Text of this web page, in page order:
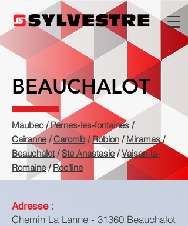
BEAUCHALOT
Maubec /Pernes-les-fontaines /
Cairanne/Caromb /Robion / Miramas/
Beauchalot​ /Ste Anastasie/Vaison-la-
Romaine/Roc'line
Adresse :
Chemin La Lanne - 31360 Beauchalot